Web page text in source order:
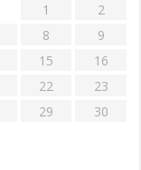
1
2
8
9
15
16
22
23
29
30